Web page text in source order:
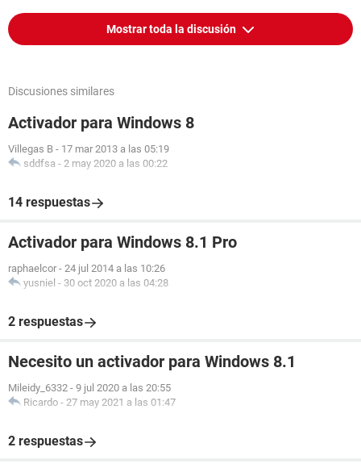
Mostrar toda la discusión
Discusiones similares
Activador para Windows 8
Villegas B - 17 mar 2013 a las 05:19
sddfsa - 2 may 2020 a las 00:22
14 respuestas
Activador para Windows 8.1 Pro
raphaelcor - 24 jul 2014 a las 10:26
yusniel - 30 oct 2020 a las 04:28
2 respuestas
Necesito un activador para Windows 8.1
Mileidy_6332 - 9 jul 2020 a las 20:55
Ricardo - 27 may 2021 a las 01:47
2 respuestas